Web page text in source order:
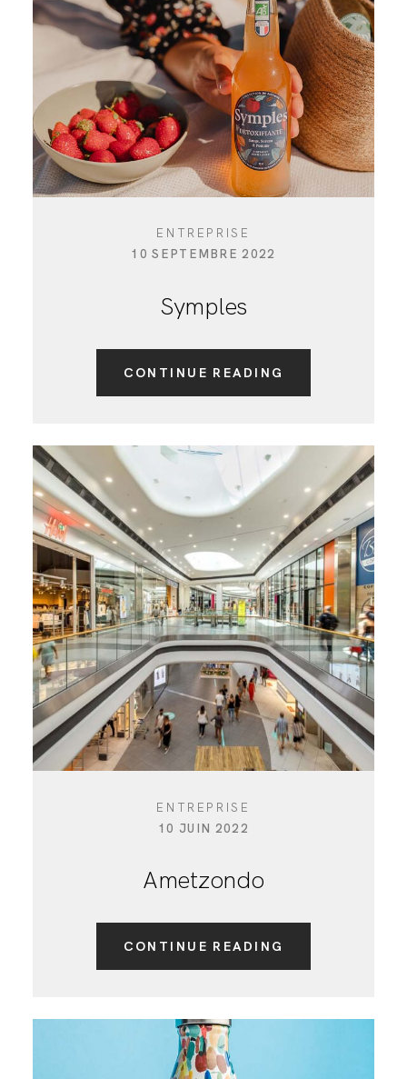
ENTREPRISE
10 SEPTEMBRE 2022
Symples
CONTINUE READING
ENTREPRISE
10 JUIN 2022
Ametzondo
CONTINUE READING